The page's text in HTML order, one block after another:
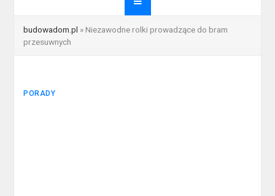
budowadom.pl » Niezawodne rolki prowadzące do bram
przesuwnych
PORADY